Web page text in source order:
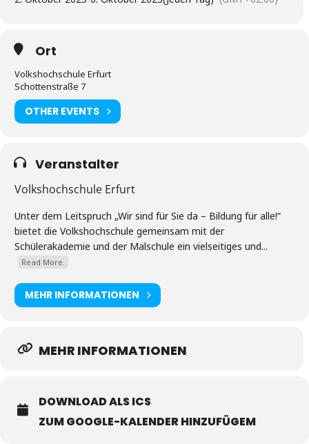
Ort
Volkshochschule Erfurt
Schottenstraße 7
OTHER EVENTS
Veranstalter
Volkshochschule Erfurt
Unter dem Leitspruch „Wir sind für Sie da – Bildung für alle!“
bietet die Volkshochschule gemeinsam mit der
Schülerakademie und der Malschule ein vielseitiges und...
Read More.
MEHR INFORMATIONEN
MEHR INFORMATIONEN
DOWNLOAD ALS ICS
ZUM GOOGLE-KALENDER HINZUFÜGEM